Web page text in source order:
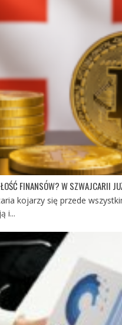
FINANSÓW? W SZWAJCARII
kojarzy się przede
i...